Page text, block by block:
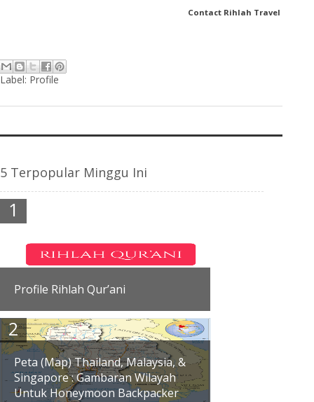
Contact Rihlah Travel
Label: Profile
5 Terpopular Minggu Ini
Profile Rihlah Qur’ani
Logo Rihlah Qur’ani Profile Rihlah Qur’ani
Rihlah Qur’ani Adalah Layanan Travel Dan
Tour Islami Berbasis Al-Qur’an. Menghadirkan
Konsep Per...
Peta (Map) Thailand, Malaysia, &
Singapore : Gambaran Wilayah
Untuk Honeymoon Backpacker